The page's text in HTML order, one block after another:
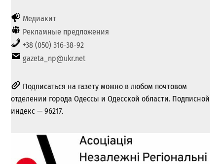
Медиакит
Рекламные предложения
+38 (050) 316-38-92
gazeta_np@ukr.net
Подписаться на газету можно в любом почтовом
отделении города Одессы и Одесской области. Подписной
индекс — 96217.